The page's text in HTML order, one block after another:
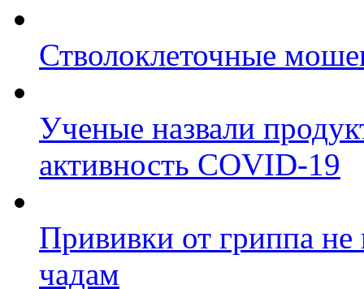
Стволоклеточные
Ученые назвали
активность COVID-19
Прививки от гриппа
чадам